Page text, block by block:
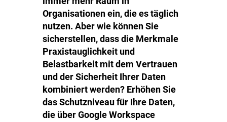
Organisationen ein, die es täglich
nutzen. Aber wie können Sie
sicherstellen, dass die Merkmale
Praxistauglichkeit und
Belastbarkeit mit dem Vertrauen
und der Sicherheit Ihrer Daten
kombiniert werden? Erhöhen Sie
das Schutzniveau für Ihre Daten,
die über Google Workspace